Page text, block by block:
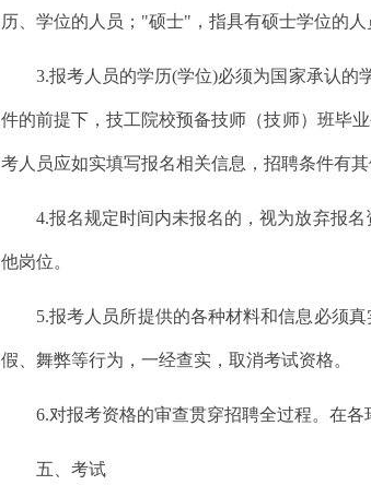
历、学位的人员；"硕士"，指具有硕士学位的
3.报考人员的学历(学位)必须为国家承认的
件的前提下，技工院校预备技师（技师）班毕
考人员应如实填写报名相关信息，招聘条件有
4.报名规定时间内未报名的，视为放弃报
他岗位。
5.报考人员所提供的各种材料和信息必须
假、舞弊等行为，一经查实，取消考试资格。
6.对报考资格的审查贯穿招聘全过程。在
五、考试